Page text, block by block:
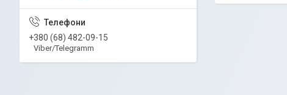
+380 (68) 482-09-15
Viber/Telegramm